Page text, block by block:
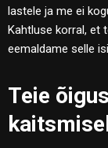
lastele ja me ei
Kahtluse korral, et
eemaldame selle
Teie